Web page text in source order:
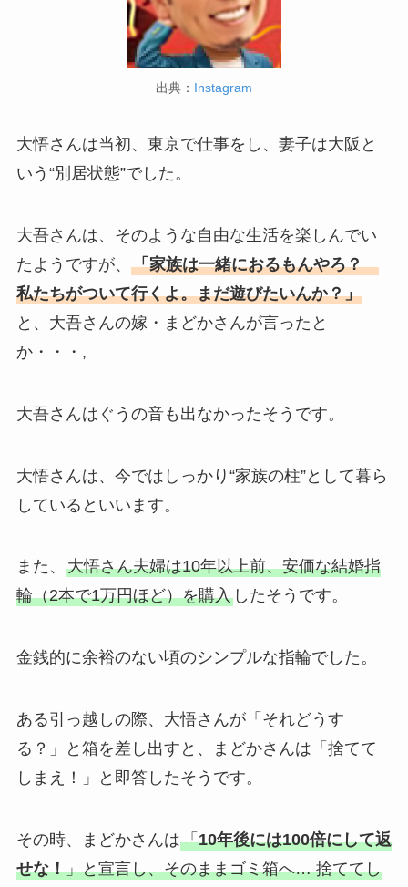
出典： Instagram
大悟さんは当初、東京で仕事をし、妻子は大阪と
いう“別居状態”でした。
大吾さんは、そのような自由な生活を楽しんでい
たようですが、 「家族は一緒におるもんやろ？
私たちがついて行くよ。まだ遊びたいんか？」
と、大吾さんの嫁・まどかさんが言ったと
か・・・,
大吾さんはぐうの音も出なかったそうです。
大悟さんは、今ではしっかり“家族の柱”として暮ら
しているといいます。
また、 大悟さん夫婦は10年以上前、安価な結婚指
輪（2本で1万円ほど）を購入したそうです。
金銭的に余裕のない頃のシンプルな指輪でした。
ある引っ越しの際、大悟さんが「それどうす
る？」と箱を差し出すと、まどかさんは「捨てて
しまえ！」と即答したそうです。
その時、まどかさんは「10年後には100倍にして返
せな！」と宣言し、そのままゴミ箱へ… 捨ててし